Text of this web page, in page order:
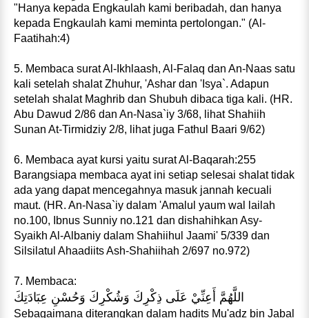
"Hanya kepada Engkaulah kami beribadah, dan hanya
kepada Engkaulah kami meminta pertolongan." (Al-
Faatihah:4)
5. Membaca surat Al-Ikhlaash, Al-Falaq dan An-Naas satu
kali setelah shalat Zhuhur, 'Ashar dan 'Isya`. Adapun
setelah shalat Maghrib dan Shubuh dibaca tiga kali. (HR.
Abu Dawud 2/86 dan An-Nasa`iy 3/68, lihat Shahiih
Sunan At-Tirmidziy 2/8, lihat juga Fathul Baari 9/62)
6. Membaca ayat kursi yaitu surat Al-Baqarah:255
Barangsiapa membaca ayat ini setiap selesai shalat tidak
ada yang dapat mencegahnya masuk jannah kecuali
maut. (HR. An-Nasa`iy dalam 'Amalul yaum wal lailah
no.100, Ibnus Sunniy no.121 dan dishahihkan Asy-
Syaikh Al-Albaniy dalam Shahiihul Jaami' 5/339 dan
Silsilatul Ahaadiits Ash-Shahiihah 2/697 no.972)
7. Membaca:
اللَّهُمَّ أَعِنِّيْ عَلَى ذِكْرِكَ وَشُكْرِكَ وَحُسْنِ عِبَادَتِكَ
Sebagaimana diterangkan dalam hadits Mu'adz bin Jabal